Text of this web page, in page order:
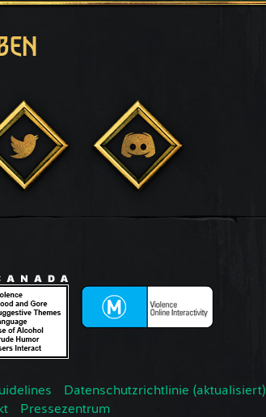
Datenschutzrichtlinie (aktualisiert)
Pressezentrum